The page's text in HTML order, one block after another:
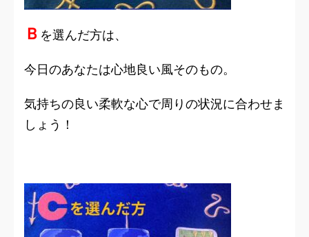
Ｂ を選んだ方は、
今日のあなたは心地良い風そのもの。
気持ちの良い柔軟な心で周りの状況に合わせま
しょう！